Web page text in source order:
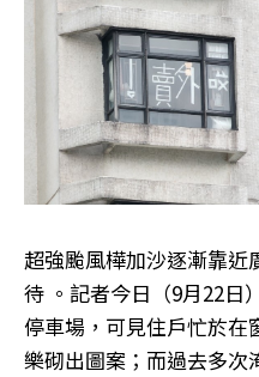
超強颱風樺加沙逐漸靠近
待 。記者今日（9月22日
停車場，可見住戶忙於在
樂砌出圖案；而過去多次